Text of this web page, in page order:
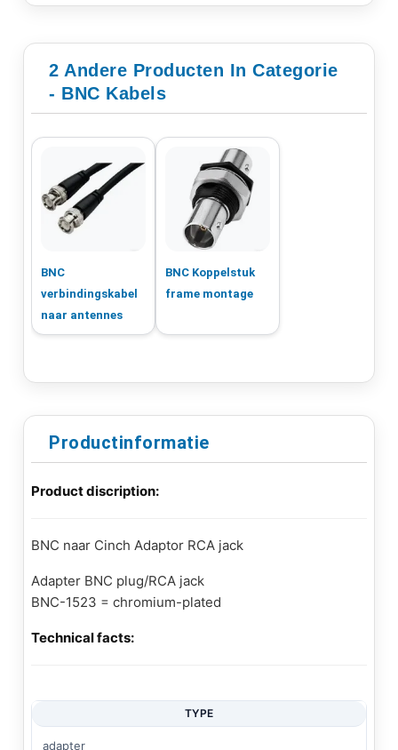
2 Andere Producten In Categorie
- BNC Kabels
BNC
verbindingskabel
naar antennes
BNC Koppelstuk
frame montage
Productinformatie
Product discription:
BNC naar Cinch Adaptor RCA jack
Adapter BNC plug/RCA jack
BNC-1523 = chromium-plated
Technical facts:
TYPE
adapter